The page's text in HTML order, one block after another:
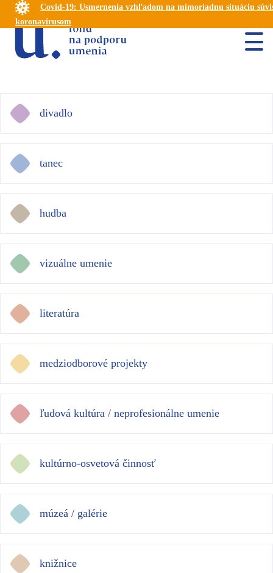
Covid-19: Usmernenia vzhľadom na mimoriadnu situáciu
koronavírusom
divadlo
tanec
hudba
vizuálne umenie
literatúra
medziodborové projekty
ľudová kultúra / neprofesionálne umenie
kultúrno-osvetová činnosť
múzeá / galérie
knižnice